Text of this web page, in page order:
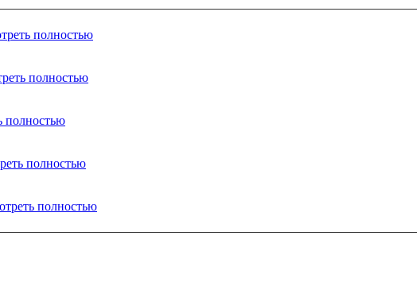
полностью
полностью
полностью
полностью
полностью